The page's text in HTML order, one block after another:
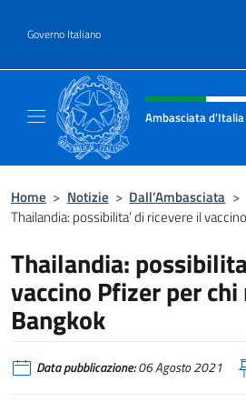
Governo Italiano
Intestazione sito,
Ambasciata
Home > Notizie > Dall’Ambasciata >
Thailandia: possibilita’ di ricevere il
Thailandia:
vaccino Pfizer per
Bangkok
Data pubblicazione:06 Agosto 2021